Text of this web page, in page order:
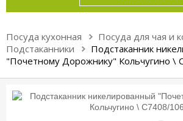
Посуда кухонная
Посуда для чая и
Подстаканники
Подстаканник
"Почетному Дорожнику" Кольчугино \